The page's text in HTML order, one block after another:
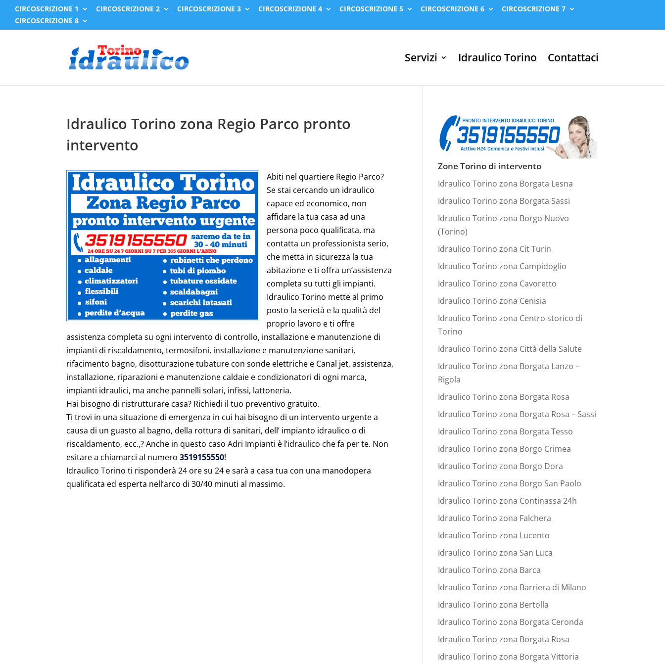
CIRCOSCRIZIONE 1 CIRCOSCRIZIONE 2 CIRCOSCRIZIONE 3 CIRCOSCRIZIONE 4 CIRCOSCRIZIONE 5 CIRCOSCRIZIONE 6
CIRCOSCRIZIONE 7
CIRCOSCRIZIONE 8
Servizi Idraulico Torino Contattaci
Idraulico Torino zona Regio Parco pronto
intervento
Abiti nel quartiere Regio Parco?
Se stai cercando un idraulico
capace ed economico, non
affidare la tua casa ad una
persona poco qualificata, ma
contatta un professionista serio,
che metta in sicurezza la tua
abitazione e ti offra un’assistenza
completa su tutti gli impianti.
Idraulico Torino mette al primo
posto la serietà e la qualità del
proprio lavoro e ti offre
assistenza completa su ogni intervento di controllo, installazione e manutenzione di
impianti di riscaldamento, termosifoni, installazione e manutenzione sanitari,
rifacimento bagno, disotturazione tubature con sonde elettriche e Canal jet, assistenza,
installazione, riparazioni e manutenzione caldaie e condizionatori di ogni marca,
impianti idraulici, ma anche pannelli solari, infissi, lattoneria.
Hai bisogno di ristrutturare casa? Richiedi il tuo preventivo gratuito.
Ti trovi in una situazione di emergenza in cui hai bisogno di un intervento urgente a
causa di un guasto al bagno, della rottura di sanitari, dell’ impianto idraulico o di
riscaldamento, ecc.,? Anche in questo caso Adri Impianti è l’idraulico che fa per te. Non
esitare a chiamarci al numero3519155550!
Idraulico Torino ti risponderà 24 ore su 24 e sarà a casa tua con una manodopera
qualificata ed esperta nell’arco di 30/40 minuti al massimo.
Zone Torino di intervento
Idraulico Torino zona Borgata Lesna
Idraulico Torino zona Borgata Sassi
Idraulico Torino zona Borgo Nuovo
(Torino)
Idraulico Torino zona Cit Turin
Idraulico Torino zona Campidoglio
Idraulico Torino zona Cavoretto
Idraulico Torino zona Cenisia
Idraulico Torino zona Centro storico di
Torino
Idraulico Torino zona Città della Salute
Idraulico Torino zona Borgata Lanzo –
Rigola
Idraulico Torino zona Borgata Rosa
Idraulico Torino zona Borgata Rosa – Sassi
Idraulico Torino zona Borgata Tesso
Idraulico Torino zona Borgo Crimea
Idraulico Torino zona Borgo Dora
Idraulico Torino zona Borgo San Paolo
Idraulico Torino zona Continassa 24h
Idraulico Torino zona Falchera
Idraulico Torino zona Lucento
Idraulico Torino zona San Luca
Idraulico Torino zona Barca
Idraulico Torino zona Barriera di Milano
Idraulico Torino zona Bertolla
Idraulico Torino zona Borgata Ceronda
Idraulico Torino zona Borgata Rosa
Idraulico Torino zona Borgata Vittoria